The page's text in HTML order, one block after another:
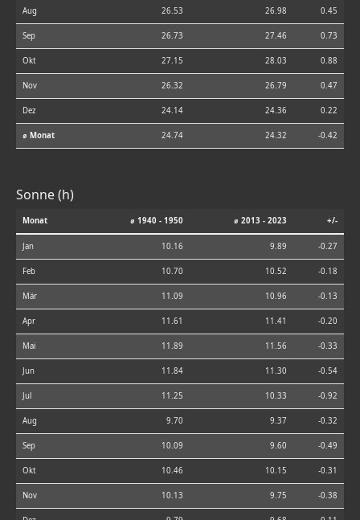
Aug 26.53 26.98 0.45
Sep 26.73 27.46 0.73
Okt 27.15 28.03 0.88
Nov 26.32 26.79 0.47
Dez 24.14 24.36 0.22
⌀ Monat 24.74 24.32 -0.42
Sonne (h)
Monat ⌀ 1940 - 1950 ⌀ 2013 - 2023 +/-
Jan 10.16 9.89 -0.27
Feb 10.70 10.52 -0.18
Mär 11.09 10.96 -0.13
Apr 11.61 11.41 -0.20
Mai 11.89 11.56 -0.33
Jun 11.84 11.30 -0.54
Jul 11.25 10.33 -0.92
Aug 9.70 9.37 -0.32
Sep 10.09 9.60 -0.49
Okt 10.46 10.15 -0.31
Nov 10.13 9.75 -0.38